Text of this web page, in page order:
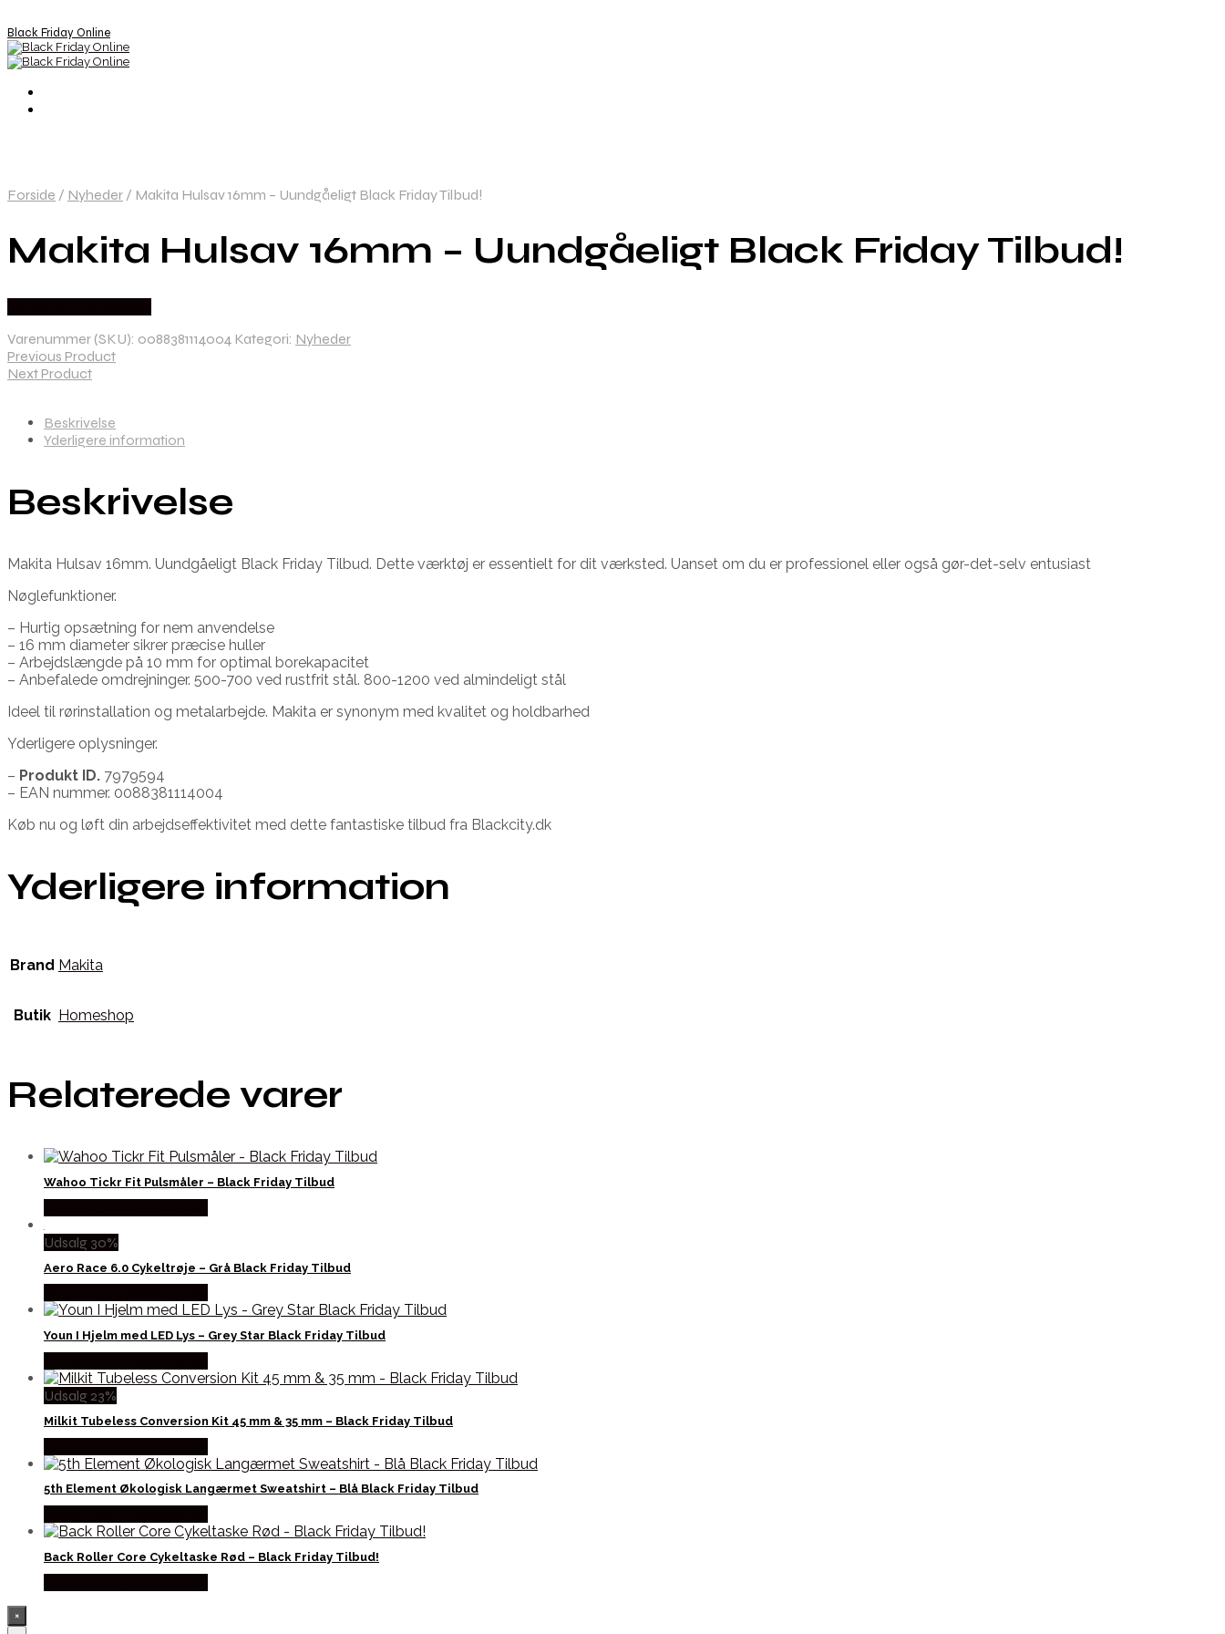
Black Friday Online
Forside / Nyheder / Makita Hulsav 16mm – Uundgåeligt Black Friday Tilbud!
Makita Hulsav 16mm – Uundgåeligt Black Friday Tilbud!
Varenummer (SKU): 0088381114004 Kategori: Nyheder
Previous Product
Next Product
Beskrivelse
Yderligere information
Beskrivelse
Makita Hulsav 16mm. Uundgåeligt Black Friday Tilbud. Dette værktøj er essentielt for dit værksted. Uanset om du er professionel eller også gør-det-selv entusiast
Nøglefunktioner.
– Hurtig opsætning for nem anvendelse
– 16 mm diameter sikrer præcise huller
– Arbejdslængde på 10 mm for optimal borekapacitet
– Anbefalede omdrejninger. 500-700 ved rustfrit stål. 800-1200 ved almindeligt stål
Ideel til rørinstallation og metalarbejde. Makita er synonym med kvalitet og holdbarhed
Yderligere oplysninger.
– Produkt ID. 7979594
– EAN nummer. 0088381114004
Køb nu og løft din arbejdseffektivitet med dette fantastiske tilbud fra Blackcity.dk
Yderligere information
Brand Makita
Butik Homeshop
Relaterede varer
Wahoo Tickr Fit Pulsmåler – Black Friday Tilbud
Udsalg 30%
Aero Race 6.0 Cykeltrøje – Grå Black Friday Tilbud
Youn I Hjelm med LED Lys – Grey Star Black Friday Tilbud
Udsalg 23%
Milkit Tubeless Conversion Kit 45 mm & 35 mm – Black Friday Tilbud
5th Element Økologisk Langærmet Sweatshirt – Blå Black Friday Tilbud
Back Roller Core Cykeltaske Rød – Black Friday Tilbud!
×